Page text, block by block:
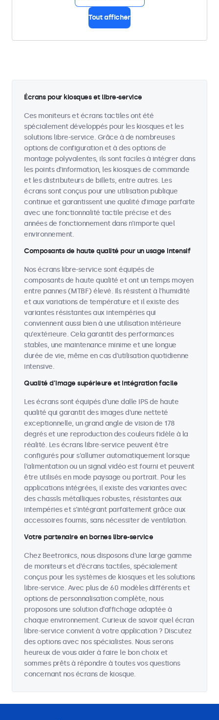
Tout afficher
Écrans pour kiosques et libre-service
Ces moniteurs et écrans tactiles ont été
spécialement développés pour les kiosques et les
solutions libre-service. Grâce à de nombreuses
options de configuration et à des options de
montage polyvalentes, ils sont faciles à intégrer dans
les points d'information, les kiosques de commande
et les distributeurs de billets, entre autres. Les
écrans sont conçus pour une utilisation publique
continue et garantissent une qualité d’image parfaite
avec une fonctionnalité tactile précise et des
années de fonctionnement dans n’importe quel
environnement.
Composants de haute qualité pour un usage intensif
Nos écrans libre-service sont équipés de
composants de haute qualité et ont un temps moyen
entre pannes (MTBF) élevé. Ils résistent à l'humidité
et aux variations de température et il existe des
variantes résistantes aux intempéries qui
conviennent aussi bien à une utilisation intérieure
qu'extérieure. Cela garantit des performances
stables, une maintenance minime et une longue
durée de vie, même en cas d'utilisation quotidienne
intensive.
Qualité d’image supérieure et intégration facile
Les écrans sont équipés d'une dalle IPS de haute
qualité qui garantit des images d'une netteté
exceptionnelle, un grand angle de vision de 178
degrés et une reproduction des couleurs fidèle à la
réalité. Les écrans libre-service peuvent être
configurés pour s'allumer automatiquement lorsque
l'alimentation ou un signal vidéo est fourni et peuvent
être utilisés en mode paysage ou portrait. Pour les
applications intégrées, il existe des variantes avec
des chassîs métalliques robustes, résistantes aux
intempéries et s'intégrant parfaitement grâce aux
accessoires fournis, sans nécessiter de ventilation.
Votre partenaire en bornes libre-service
Chez Beetronics, nous disposons d'une large gamme
de moniteurs et d'écrans tactiles, spécialement
conçus pour les systèmes de kiosques et les solutions
libre-service. Avec plus de 60 modèles différents et
options de personnalisation complète, nous
proposons une solution d'affichage adaptée à
chaque environnement. Curieux de savoir quel écran
libre-service convient à votre application ? Discutez
des options avec nos spécialistes. Nous serons
heureux de vous aider à faire le bon choix et
sommes prêts à répondre à toutes vos questions
concernant nos écrans de kiosque.